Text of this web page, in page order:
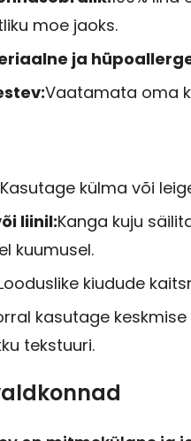
moe jaoks.
ja
Vaatamata oma
Kasutage külma või
liinil:Kanga kuju
kuumusel.
kiudude
kasutage
tekstuuri.